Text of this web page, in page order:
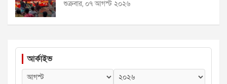
শুক্রবার, ০৭ আগস্ট ২০২৬
আর্কাইভ